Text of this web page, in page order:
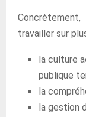
travailler sur
la culture
publique
la
la gestion